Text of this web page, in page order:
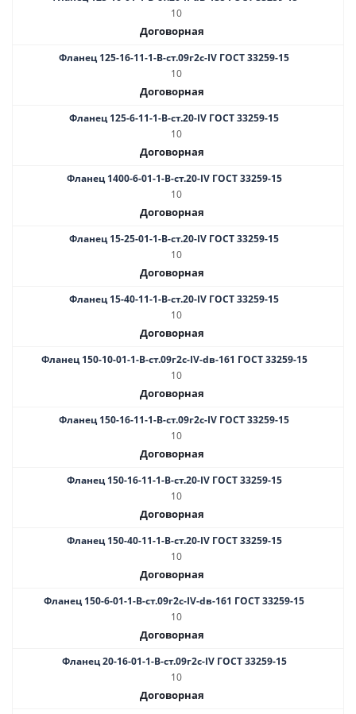
10
Договорная
Фланец 125-16-11-1-B-ст.09г2с-IV ГОСТ 33259-15
10
Договорная
Фланец 125-6-11-1-В-ст.20-IV ГОСТ 33259-15
10
Договорная
Фланец 1400-6-01-1-B-ст.20-IV ГОСТ 33259-15
10
Договорная
Фланец 15-25-01-1-B-ст.20-IV ГОСТ 33259-15
10
Договорная
Фланец 15-40-11-1-B-ст.20-IV ГОСТ 33259-15
10
Договорная
Фланец 150-10-01-1-B-ст.09г2с-IV-dв-161 ГОСТ 33259-15
10
Договорная
Фланец 150-16-11-1-B-ст.09г2с-IV ГОСТ 33259-15
10
Договорная
Фланец 150-16-11-1-B-ст.20-IV ГОСТ 33259-15
10
Договорная
Фланец 150-40-11-1-B-ст.20-IV ГОСТ 33259-15
10
Договорная
Фланец 150-6-01-1-B-ст.09г2с-IV-dв-161 ГОСТ 33259-15
10
Договорная
Фланец 20-16-01-1-B-ст.09г2с-IV ГОСТ 33259-15
10
Договорная